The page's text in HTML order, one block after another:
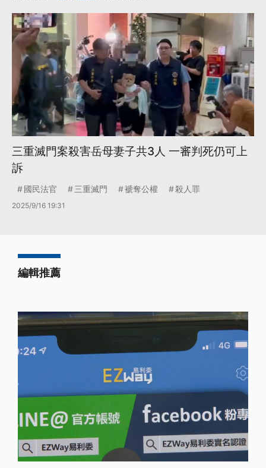
三重滅門案殺害岳母妻子共3人 一審判死仍可上
訴
國民法官 三重滅門 褫奪公權 殺人罪
2025/9/16 19:31
編輯推薦